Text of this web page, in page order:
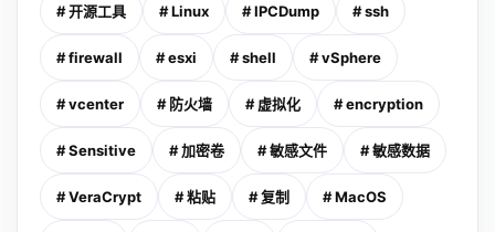
# 开源工具 # Linux # IPCDump # ssh
# firewall # esxi # shell # vSphere
# vcenter # 防火墙 # 虚拟化 # encryption
# Sensitive # 加密卷 # 敏感文件 # 敏感数据
# VeraCrypt # 粘贴 # 复制 # MacOS